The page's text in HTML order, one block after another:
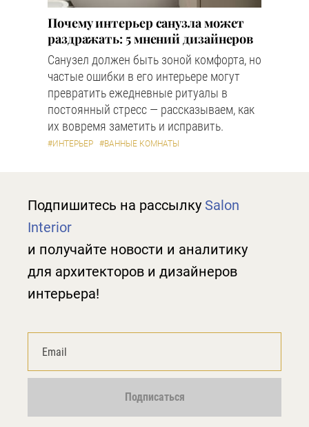
Почему интерьер санузла может
раздражать: 5 мнений дизайнеров
Санузел должен быть зоной комфорта, но
частые ошибки в его интерьере могут
превратить ежедневные ритуалы в
постоянный стресс — рассказываем, как
их вовремя заметить и исправить.
#ИНТЕРЬЕР #ВАННЫЕ КОМНАТЫ
Подпишитесь на рассылку Salon
Interior
и получайте новости и аналитику
для архитекторов и дизайнеров
интерьера!
Подписаться